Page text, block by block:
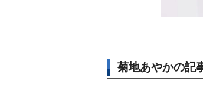
菊地あやかの記